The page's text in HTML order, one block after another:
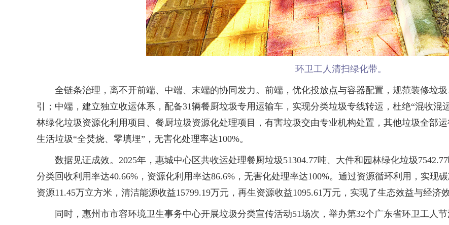
环卫工人清扫绿化带。
全链条治理，离不开前端、中端、末端的协同发力。前端，优化投放点与容器配置，规范装修垃
引；中端，建立独立收运体系，配备31辆餐厨垃圾专用运输车，实现分类垃圾专线转运，杜绝“混收混
林绿化垃圾资源化利用项目、餐厨垃圾资源化处理项目，有害垃圾交由专业机构处置，其他垃圾全部
生活垃圾“全焚烧、零填埋”，无害化处理率达100%。
数据见证成效。2025年，惠城中心区共收运处理餐厨垃圾51304.77吨、大件和园林绿化垃圾7542.77
分类回收利用率达40.66%，资源化利用率达86.6%，无害化处理率达100%。通过资源循环利用，实现
资源11.45万立方米，清洁能源收益15799.19万元，再生资源收益1095.61万元，实现了生态效益与经济效
同时，惠州市市容环境卫生事务中心开展垃圾分类宣传活动51场次，举办第32个广东省环卫工人